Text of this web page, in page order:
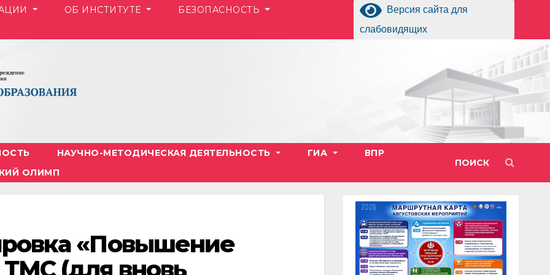
Версия сайта для
слабовидящих
ОБ ИНСТИТУТЕ
БЕЗОПАСНОСТЬ
ПОИСК
НАУЧНО-МЕТОДИЧЕСКАЯ ДЕЯТЕЛЬНОСТЬ ГИА
ВПР
ОЛИМП
«Повышение